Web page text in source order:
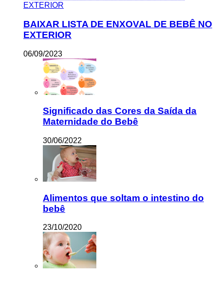
BAIXAR LISTA DE ENXOVAL DE BEBÊ NO
EXTERIOR
06/09/2023
Significado das Cores da Saída da
Maternidade do Bebê
30/06/2022
Alimentos que soltam o intestino do
bebê
23/10/2020